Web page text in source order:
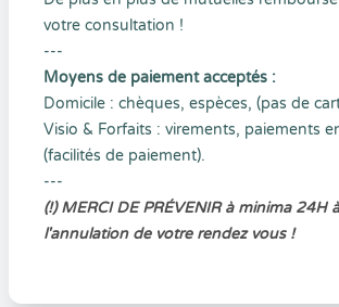
votre consultation !
---
Moyens de paiement acceptés :
Domicile : chèques, espèces, (pas de
Visio & Forfaits : virements, paiements
(facilités de paiement).
---
(!) MERCI DE PRÉVENIR à minima 24H
l'annulation de votre rendez vous !